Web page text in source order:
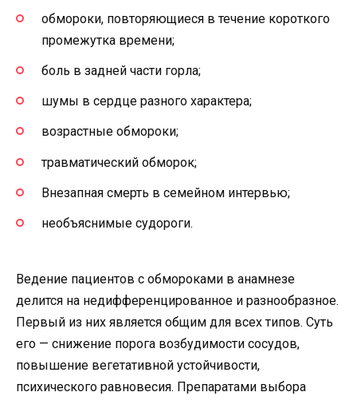
обмороки, повторяющиеся в течение короткого
промежутка времени;
боль в задней части горла;
шумы в сердце разного характера;
возрастные обмороки;
травматический обморок;
Внезапная смерть в семейном интервью;
необъяснимые судороги.
Ведение пациентов с обмороками в анамнезе
делится на недифференцированное и разнообразное.
Первый из них является общим для всех типов. Суть
его — снижение порога возбудимости сосудов,
повышение вегетативной устойчивости,
психического равновесия. Препаратами выбора